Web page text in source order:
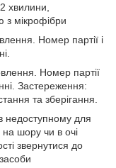
хвилини,
з мікрофібри
Номер партії і
Номер партії
Застереження:
та зберігання.
недоступному для
на шору чи в очі
звернутися до